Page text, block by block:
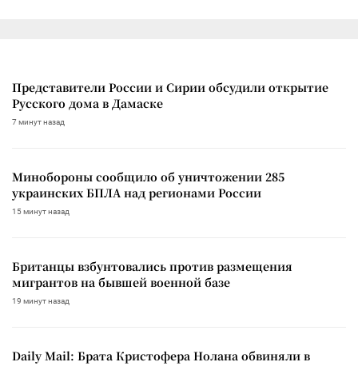
Представители России и Сирии обсудили открытие
Русского дома в Дамаске
7 минут назад
Минобороны сообщило об уничтожении 285
украинских БПЛА над регионами России
15 минут назад
Британцы взбунтовались против размещения
мигрантов на бывшей военной базе
19 минут назад
Daily Mail: Брата Кристофера Нолана обвиняли в